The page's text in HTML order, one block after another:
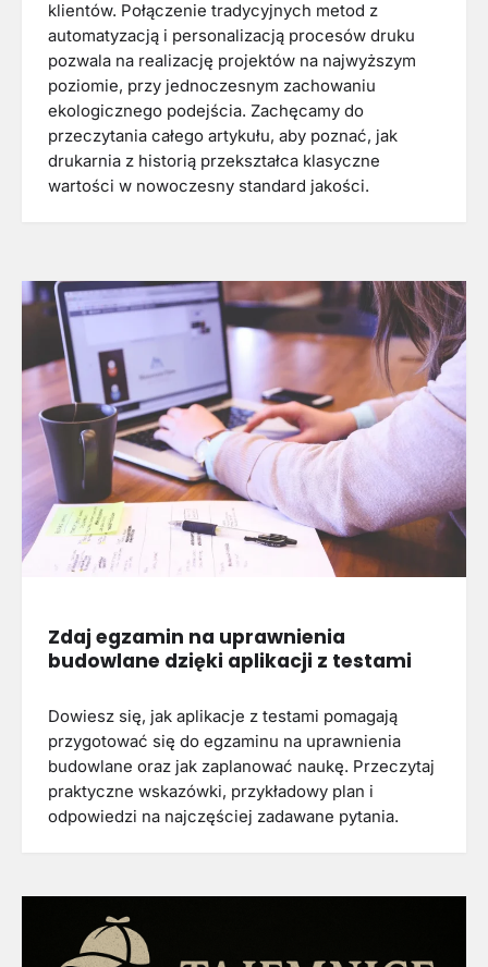
klientów. Połączenie tradycyjnych metod z
automatyzacją i personalizacją procesów druku
pozwala na realizację projektów na najwyższym
poziomie, przy jednoczesnym zachowaniu
ekologicznego podejścia. Zachęcamy do
przeczytania całego artykułu, aby poznać, jak
drukarnia z historią przekształca klasyczne
wartości w nowoczesny standard jakości.
Zdaj egzamin na uprawnienia
budowlane dzięki aplikacji z testami
Dowiesz się, jak aplikacje z testami pomagają
przygotować się do egzaminu na uprawnienia
budowlane oraz jak zaplanować naukę. Przeczytaj
praktyczne wskazówki, przykładowy plan i
odpowiedzi na najczęściej zadawane pytania.